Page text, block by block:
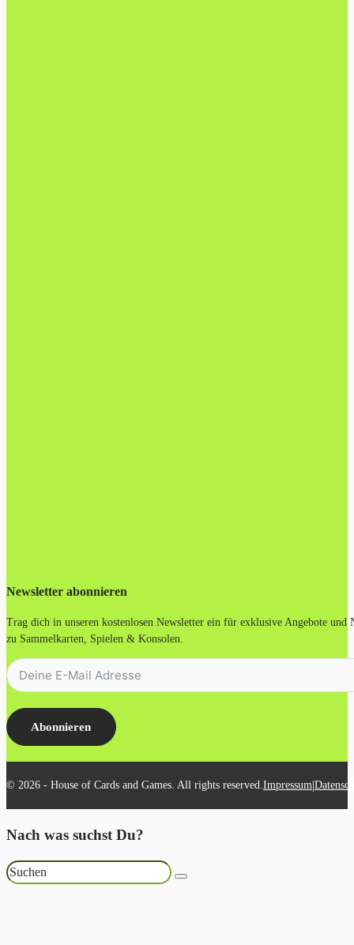
Newsletter abonnieren
Trag dich in unseren kostenlosen Newsletter ein für exklusive Angebote und
zu Sammelkarten, Spielen & Konsolen.
Abonnieren
© 2026 - House of Cards and Games. All rights reserved.Impressum|
Nach was suchst Du?
Suchen